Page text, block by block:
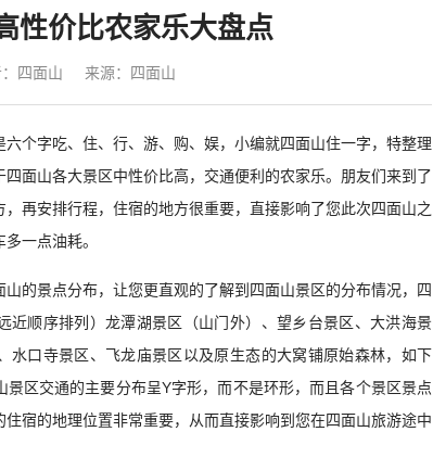
性价比农家乐大盘点
四面山 来源： 四面山
个字吃、住、行、游、购、娱，小编就四面山住一字，特整理
面山各大景区中性价比高，交通便利的农家乐。朋友们来到了
再安排行程，住宿的地方很重要，直接影响了您此次四面山之
一点油耗。
的景点分布，让您更直观的了解到四面山景区的分布情况，四
近顺序排列）龙潭湖景区（山门外）、望乡台景区、大洪海景
水口寺景区、飞龙庙景区以及原生态的大窝铺原始森林，如下
景区交通的主要分布呈Y字形，而不是环形，而且各个景区景点
宿的地理位置非常重要，从而直接影响到您在四面山旅游途中